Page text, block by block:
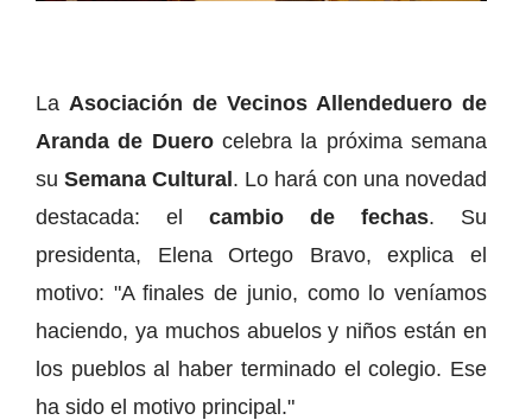
La Asociación de Vecinos Allendeduero de
Aranda de Duerocelebra la próxima semana
su Semana Cultural. Lo hará con una novedad
destacada: el cambio de fechas. Su
presidenta, Elena Ortego Bravo, explica el
motivo: "A finales de junio, como lo veníamos
haciendo, ya muchos abuelos y niños están en
los pueblos al haber terminado el colegio. Ese
ha sido el motivo principal."